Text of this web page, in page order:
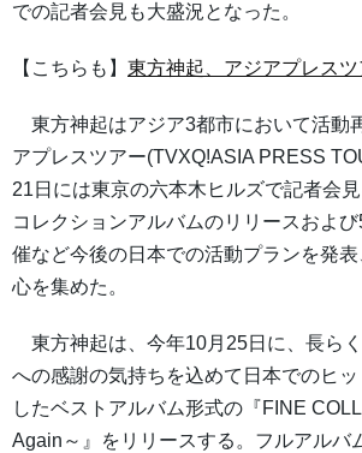
での記者会見も大盛況となった。
【こちらも】 東方神起、アジアプレス
東方神起はアジア3都市において活動
アプレスツアー(TVXQ!ASIA PRESS
21日には東京の六本木ヒルズで記者会
コレクションアルバムのリリースおよ
催など今後の日本での活動プランを発
心を集めた。
東方神起は、今年10月25日に、長ら
への感謝の気持ちを込めて日本でのヒ
したベストアルバム形式の『FINE
Again～』をリリースする。フルアルバ